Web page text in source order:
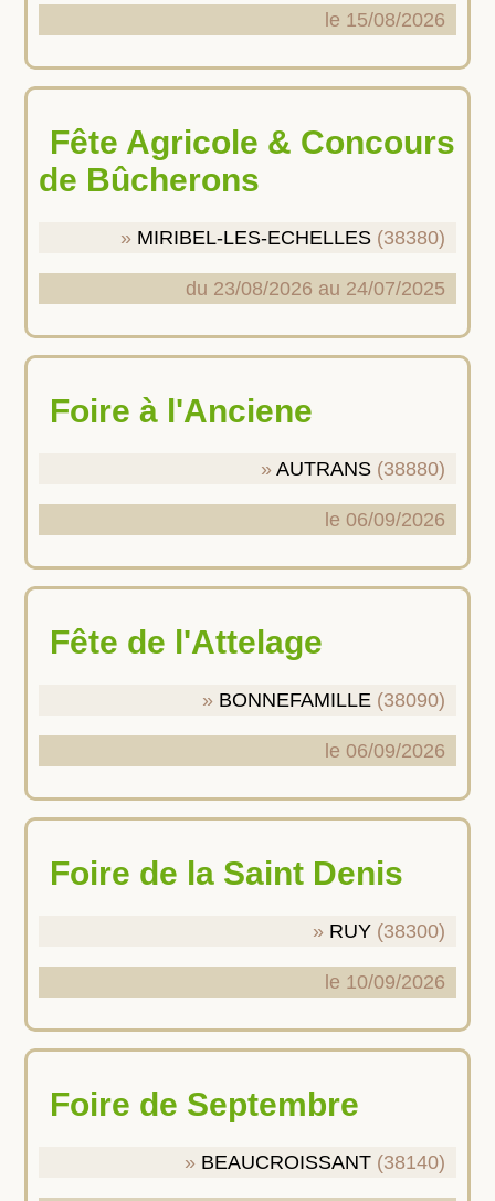
le 15/08/2026
Fête Agricole & Concours
de Bûcherons
MIRIBEL-LES-ECHELLES (38380)
du 23/08/2026 au 24/07/2025
Foire à l'Anciene
AUTRANS (38880)
le 06/09/2026
Fête de l'Attelage
BONNEFAMILLE (38090)
le 06/09/2026
Foire de la Saint Denis
RUY (38300)
le 10/09/2026
Foire de Septembre
BEAUCROISSANT (38140)